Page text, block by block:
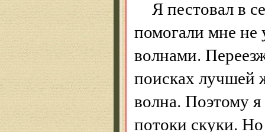
Я пестовал в
помогали мне не
волнами.
поисках лучшей
волна. Поэтому
потоки скуки.